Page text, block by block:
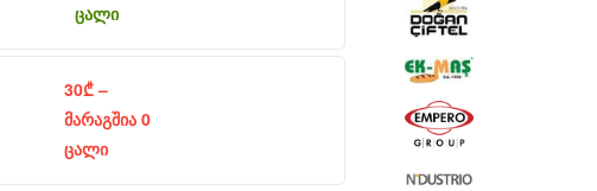
ცალი
30₾–
მარაგშია 0
ცალი